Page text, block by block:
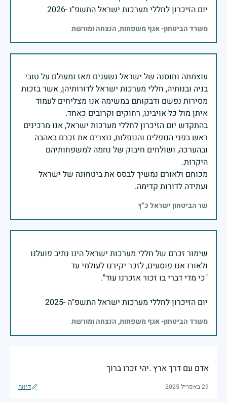
יום הזיכרון לחללי מערכות ישראל התשפ"ו -2026
משרד הביטחון- אגף משפחות, הנצחה ומורשת
עוצמתה וחוסנה של ישראל נשענים מאז ומעולם על טובי
בניה ובנותיה, חללי מערכות ישראל לדורותיהן, אשר בזכות
מסירות נפשם ודבקותם במשימה אנו מצליחים לעמוד
בהתקדש יום הזיכרון לחללי מערכות ישראל, אנו מרכינים
ראש בפני הנופלים והנופלות, נוצרים את זכרם באהבה
ובהערכה, ושולחים חיבוק של נחמה למשפחותיהם
מכוחם ולאורם נמשיך לבסס את ביטחונה של ישראל
ועתידה לדורות קדימה.
שר הביטחון ישראל כ"ץ
שימור זכרם של חללי מערכות ישראל הינו נתיב פועלנו
יום הזיכרון לחללי מערכות ישראל התשפ"ה -2025
משרד הביטחון- אגף משפחות, הנצחה ומורשת
אדם עם דרך ארץ .יהי זכרו ברוך
29 באפריל 2025 דיווח